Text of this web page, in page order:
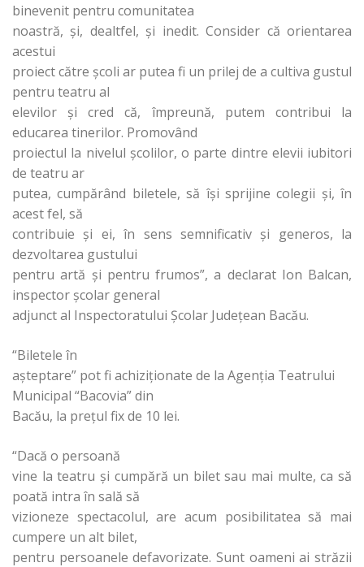
binevenit pentru comunitatea
noastră, şi, dealtfel, şi inedit. Consider că orientarea
acestui
proiect către şcoli ar putea fi un prilej de a cultiva gustul
pentru teatru al
elevilor şi cred că, împreună, putem contribui la
educarea tinerilor. Promovând
proiectul la nivelul şcolilor, o parte dintre elevii iubitori
de teatru ar
putea, cumpărând biletele, să îşi sprijine colegii şi, în
acest fel, să
contribuie şi ei, în sens semnificativ şi generos, la
dezvoltarea gustului
pentru artă şi pentru frumos”, a declarat Ion Balcan,
inspector şcolar general
adjunct al Inspectoratului Şcolar Judeţean Bacău.
“Biletele în
aşteptare” pot fi achiziţionate de la Agenţia Teatrului
Municipal “Bacovia” din
Bacău, la preţul fix de 10 lei.
“Dacă o persoană
vine la teatru şi cumpără un bilet sau mai multe, ca să
poată intra în sală să
vizioneze spectacolul, are acum posibilitatea să mai
cumpere un alt bilet,
pentru persoanele defavorizate. Sunt oameni ai străzii